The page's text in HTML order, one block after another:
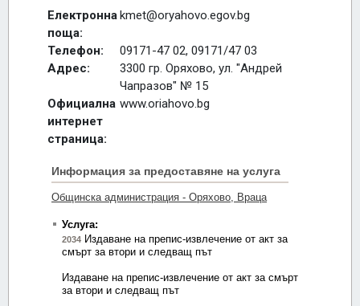
Електронна
поща:
kmet@oryahovo.egov.bg
Телефон:
09171-47 02, 09171/47 03
Адрес:
3300 гр. Оряхово, ул. "Андрей
Чапразов" № 15
Официална
интернет
страница:
www.oriahovo.bg